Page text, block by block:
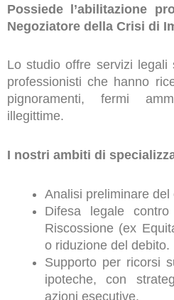
Possiede l’abilitazione
Negoziatore della Crisi di
Lo studio offre servizi
professionisti che hanno
pignoramenti, fermi
illegittime.
I nostri ambiti di
Analisi preliminare
Difesa legale
Riscossione (ex
o riduzione del debito.
Supporto per ricorsi
ipoteche, con
azioni esecutive.